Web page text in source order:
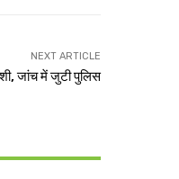
NEXT ARTICLE
जांच में जुटी पुलिस